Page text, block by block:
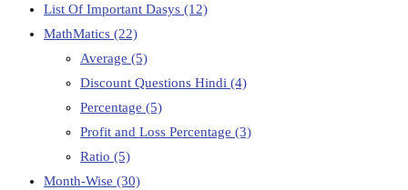
List Of Important Dasys (12)
MathMatics (22)
Average (5)
Discount Questions Hindi (4)
Percentage (5)
Profit and Loss Percentage (3)
Ratio (5)
Month-Wise (30)